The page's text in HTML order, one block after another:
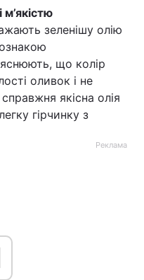
м’якістю
зеленішу олію
що колір
оливок і не
якісна олія
гірчинку з
Реклама